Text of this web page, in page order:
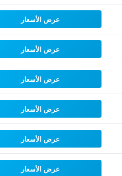
عرض الأسعار
عرض الأسعار
عرض الأسعار
عرض الأسعار
عرض الأسعار
عرض الأسعار